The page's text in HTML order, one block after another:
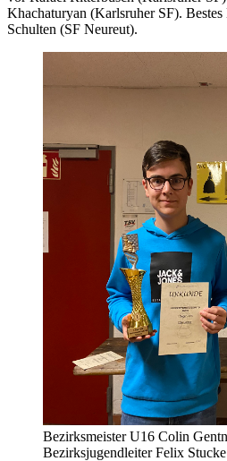
Khachaturyan (Karlsruher SF).
Schulten (SF Neureut).
Bezirksmeister U16 Colin
Bezirksjugendleiter Felix